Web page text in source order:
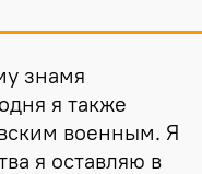
знамя
я также
военным. Я
я оставляю в